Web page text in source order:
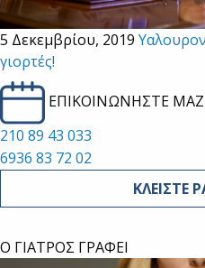
5 Δεκεμβρίου, 2019
γιορτές!
ΕΠΙΚΟΙΝΩΝΗΣΤΕ
210 89 43 033
6936 83 72 02
ΚΛΕΙΣΤΕ
Ο ΓΙΑΤΡΟΣ ΓΡΑΦΕΙ